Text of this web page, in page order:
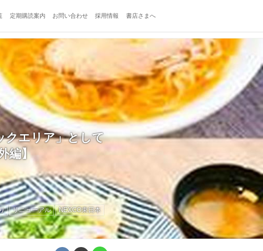
定期購読案内 お問い合わせ 採用情報 書店さまへ
クエリア」として
編】
リニューアル
NEXCO東日本